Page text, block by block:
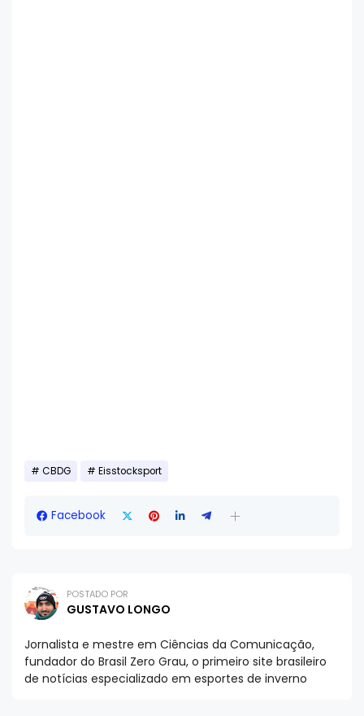
CBDG Eisstocksport
Facebook
POSTADO POR
GUSTAVO LONGO
Jornalista e mestre em Ciências da Comunicação,
fundador do Brasil Zero Grau, o primeiro site brasileiro
de notícias especializado em esportes de inverno